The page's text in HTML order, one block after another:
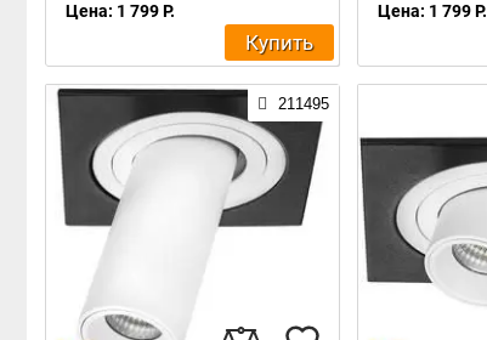
Цена: 1 799 Р.
Купить
Цена: 1 799 Р.
211495